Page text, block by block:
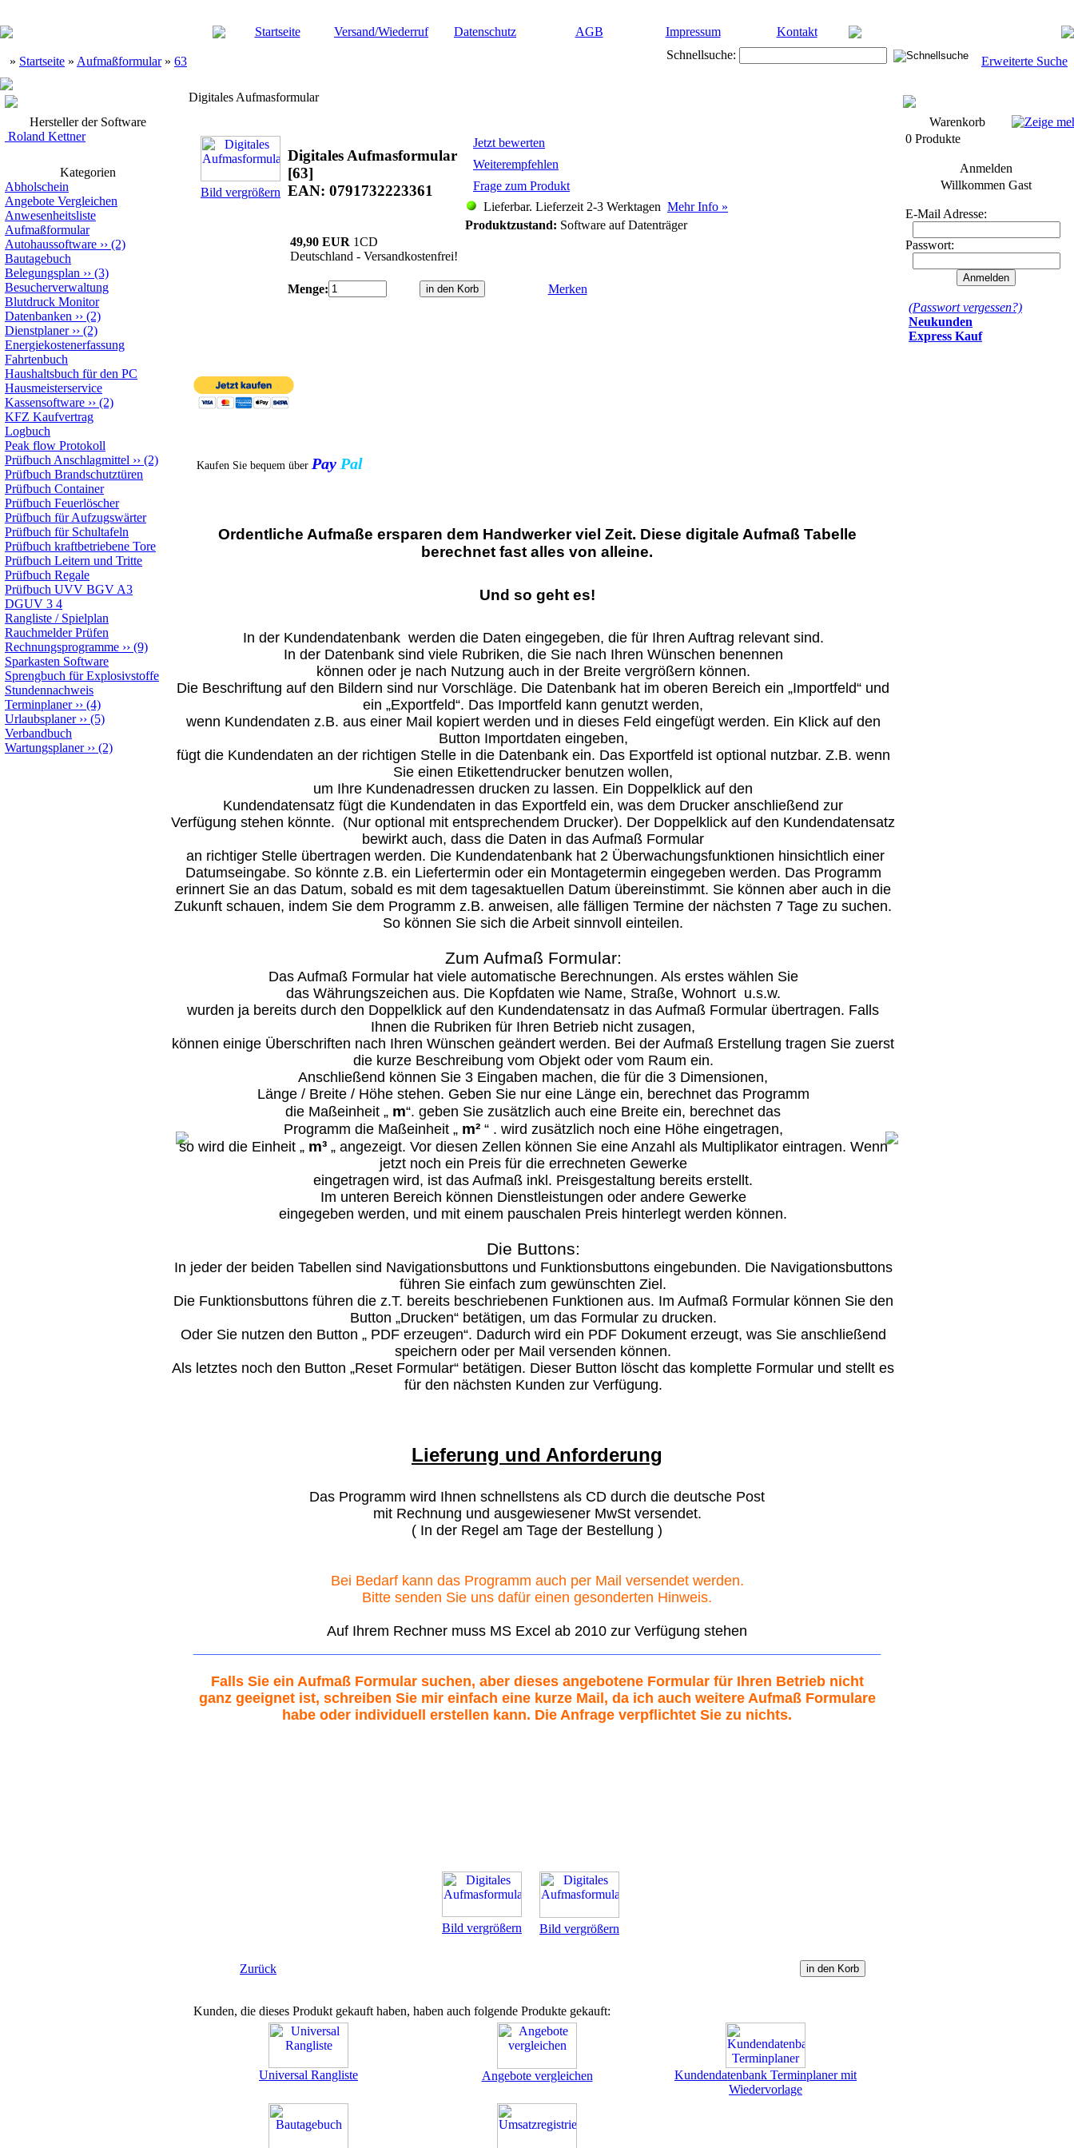
Startseite Versand/Wiederruf Datenschutz AGB Impressum Kontakt
» Startseite » Aufmaßformular» 63 Schnellsuche: Erweiterte Suche
Hersteller der Software
Roland Kettner
Kategorien
Abholschein
Angebote Vergleichen
Anwesenheitsliste
Aufmaßformular
Autohaussoftware ›› (2)
Bautagebuch
Belegungsplan ›› (3)
Besucherverwaltung
Blutdruck Monitor
Datenbanken ›› (2)
Dienstplaner›› (2)
Energiekostenerfassung
Fahrtenbuch
Haushaltsbuch für den PC
Hausmeisterservice
Kassensoftware ›› (2)
KFZ Kaufvertrag
Logbuch
Peak flow Protokoll
Prüfbuch Anschlagmittel ›› (2)
Prüfbuch Brandschutztüren
Prüfbuch Container
Prüfbuch Feuerlöscher
Prüfbuch für Aufzugswärter
Prüfbuch für Schultafeln
Prüfbuch kraftbetriebene Tore
Prüfbuch Leitern und Tritte
Prüfbuch Regale
Prüfbuch UVV BGV A3
DGUV 3 4
Rangliste / Spielplan
Rauchmelder Prüfen
Rechnungsprogramme ›› (9)
Sparkasten Software
Sprengbuch für Explosivstoffe
Stundennachweis
Terminplaner›› (4)
Urlaubsplaner›› (5)
Verbandbuch
Wartungsplaner›› (2)
Digitales Aufmasformular
Bild vergrößern
Digitales Aufmasformular
[63]
EAN: 0791732223361
Jetzt bewerten
Weiterempfehlen
Frage zum Produkt
Lieferbar. Lieferzeit 2-3 Werktagen Mehr Info »
Produktzustand: Software auf Datenträger
49,90 EUR 1CD
Deutschland - Versandkostenfrei!
Menge: Merken
Kaufen Sie bequem über Pay Pal
Ordentliche Aufmaße ersparen dem Handwerker viel Zeit. Diese digitale Aufmaß Tabelle
berechnet fast alles von alleine.
Und so geht es!
In der Kundendatenbank werden die Daten eingegeben, die für Ihren Auftrag relevant sind.
In der Datenbank sind viele Rubriken, die Sie nach Ihren Wünschen benennen
können oder je nach Nutzung auch in der Breite vergrößern können.
Die Beschriftung auf den Bildern sind nur Vorschläge. Die Datenbank hat im oberen Bereich ein „Importfeld“ und
ein „Exportfeld“. Das Importfeld kann genutzt werden,
wenn Kundendaten z.B. aus einer Mail kopiert werden und in dieses Feld eingefügt werden. Ein Klick auf den
Button Importdaten eingeben,
fügt die Kundendaten an der richtigen Stelle in die Datenbank ein. Das Exportfeld ist optional nutzbar. Z.B. wenn
Sie einen Etikettendrucker benutzen wollen,
um Ihre Kundenadressen drucken zu lassen. Ein Doppelklick auf den
Kundendatensatz fügt die Kundendaten in das Exportfeld ein, was dem Drucker anschließend zur
Verfügung stehen könnte. (Nur optional mit entsprechendem Drucker). Der Doppelklick auf den Kundendatensatz
bewirkt auch, dass die Daten in das Aufmaß Formular
an richtiger Stelle übertragen werden. Die Kundendatenbank hat 2 Überwachungsfunktionen hinsichtlich einer
Datumseingabe. So könnte z.B. ein Liefertermin oder ein Montagetermin eingegeben werden. Das Programm
erinnert Sie an das Datum, sobald es mit dem tagesaktuellen Datum übereinstimmt. Sie können aber auch in die
Zukunft schauen, indem Sie dem Programm z.B. anweisen, alle fälligen Termine der nächsten 7 Tage zu suchen.
So können Sie sich die Arbeit sinnvoll einteilen.
Zum Aufmaß Formular:
Das Aufmaß Formular hat viele automatische Berechnungen. Als erstes wählen Sie
das Währungszeichen aus. Die Kopfdaten wie Name, Straße, Wohnort u.s.w.
wurden ja bereits durch den Doppelklick auf den Kundendatensatz in das Aufmaß Formular übertragen. Falls
Ihnen die Rubriken für Ihren Betrieb nicht zusagen,
können einige Überschriften nach Ihren Wünschen geändert werden. Bei der Aufmaß Erstellung tragen Sie zuerst
die kurze Beschreibung vom Objekt oder vom Raum ein.
Anschließend können Sie 3 Eingaben machen, die für die 3 Dimensionen,
Länge / Breite / Höhe stehen. Geben Sie nur eine Länge ein, berechnet das Programm
die Maßeinheit „ m“. geben Sie zusätzlich auch eine Breite ein, berechnet das
Programm die Maßeinheit „ m²“ . wird zusätzlich noch eine Höhe eingetragen,
so wird die Einheit „ m³„ angezeigt. Vor diesen Zellen können Sie eine Anzahl als Multiplikator eintragen. Wenn
jetzt noch ein Preis für die errechneten Gewerke
eingetragen wird, ist das Aufmaß inkl. Preisgestaltung bereits erstellt.
Im unteren Bereich können Dienstleistungen oder andere Gewerke
eingegeben werden, und mit einem pauschalen Preis hinterlegt werden können.
Die Buttons:
In jeder der beiden Tabellen sind Navigationsbuttons und Funktionsbuttons eingebunden. Die Navigationsbuttons
führen Sie einfach zum gewünschten Ziel.
Die Funktionsbuttons führen die z.T. bereits beschriebenen Funktionen aus. Im Aufmaß Formular können Sie den
Button „Drucken“ betätigen, um das Formular zu drucken.
Oder Sie nutzen den Button „ PDF erzeugen“. Dadurch wird ein PDF Dokument erzeugt, was Sie anschließend
speichern oder per Mail versenden können.
Als letztes noch den Button „Reset Formular“ betätigen. Dieser Button löscht das komplette Formular und stellt es
für den nächsten Kunden zur Verfügung.
Lieferung und Anforderung
Das Programm wird Ihnen schnellstens als CD durch die deutsche Post
mit Rechnung und ausgewiesener MwSt versendet.
( In der Regel am Tage der Bestellung )
Bei Bedarf kann das Programm auch per Mail versendet werden.
Bitte senden Sie uns dafür einen gesonderten Hinweis.
Auf Ihrem Rechner muss MS Excel ab 2010 zur Verfügung stehen
Falls Sie ein Aufmaß Formular suchen, aber dieses angebotene Formular für Ihren Betrieb nicht
ganz geeignet ist, schreiben Sie mir einfach eine kurze Mail, da ich auch weitere Aufmaß Formulare
habe oder individuell erstellen kann. Die Anfrage verpflichtet Sie zu nichts.
Bild vergrößern Bild vergrößern
Zurück
Kunden, die dieses Produkt gekauft haben, haben auch folgende Produkte gekauft:
Universal Rangliste Angebote vergleichen
Kundendatenbank Terminplaner mit
Wiedervorlage
Warenkorb
0 Produkte
Anmelden
Willkommen Gast
E-Mail Adresse:
Passwort:
(Passwort vergessen?)
Neukunden
Express Kauf